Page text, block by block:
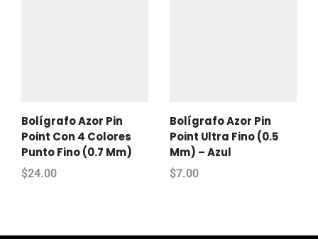
Bolígrafo Azor Pin
Point Con 4 Colores
Punto Fino (0.7 Mm)
$24.00
Bolígrafo Azor Pin
Point Ultra Fino (0.5
Mm) – Azul
$7.00